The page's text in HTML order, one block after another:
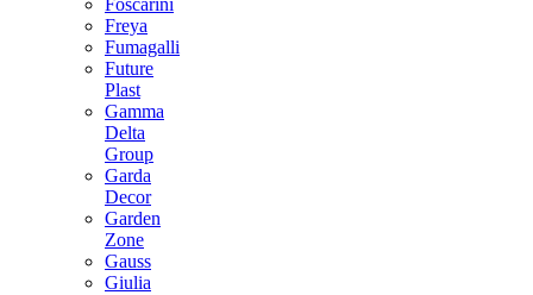
Foscarini
Freya
Fumagalli
Future
Plast
Gamma
Delta
Group
Garda
Decor
Garden
Zone
Gauss
Giulia